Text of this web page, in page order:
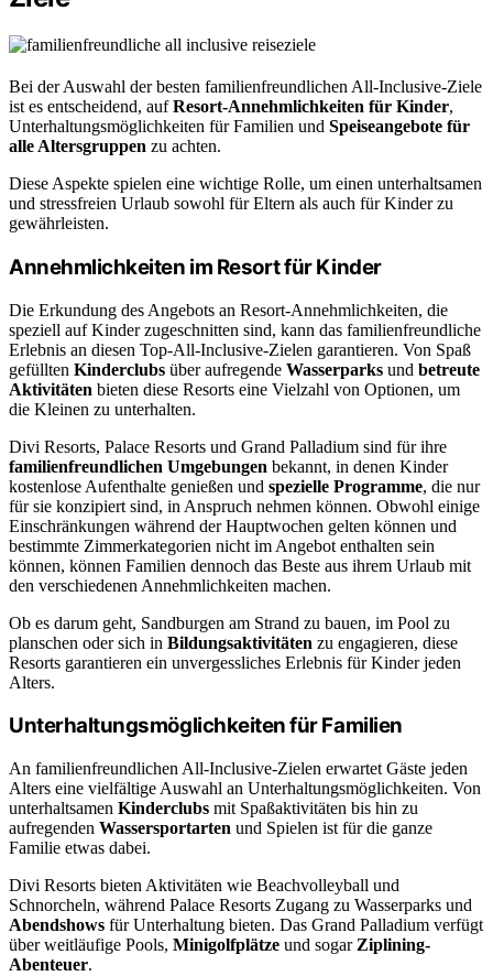
Bei der Auswahl der besten familienfreundlichen All-Inclusive-Ziele
ist es entscheidend, aufResort-Annehmlichkeiten für Kinder,
Unterhaltungsmöglichkeiten für Familien und Speiseangebote für
alle Altersgruppen zu achten.
Diese Aspekte spielen eine wichtige Rolle, um einen unterhaltsamen
und stressfreien Urlaub sowohl für Eltern als auch für Kinder zu
gewährleisten.
Annehmlichkeiten im Resort für Kinder
Die Erkundung des Angebots an Resort-Annehmlichkeiten, die
speziell auf Kinder zugeschnitten sind, kann das familienfreundliche
Erlebnis an diesen Top-All-Inclusive-Zielen garantieren. Von Spaß
gefüllten Kinderclubs über aufregende Wasserparks und betreute
Aktivitäten bieten diese Resorts eine Vielzahl von Optionen, um
die Kleinen zu unterhalten.
Divi Resorts, Palace Resorts und Grand Palladium sind für ihre
familienfreundlichen Umgebungen bekannt, in denen Kinder
kostenlose Aufenthalte genießen und spezielle Programme, die nur
für sie konzipiert sind, in Anspruch nehmen können. Obwohl einige
Einschränkungen während der Hauptwochen gelten können und
bestimmte Zimmerkategorien nicht im Angebot enthalten sein
können, können Familien dennoch das Beste aus ihrem Urlaub mit
den verschiedenen Annehmlichkeiten machen.
Ob es darum geht, Sandburgen am Strand zu bauen, im Pool zu
planschen oder sich in Bildungsaktivitäten zu engagieren, diese
Resorts garantieren ein unvergessliches Erlebnis für Kinder jeden
Alters.
Unterhaltungsmöglichkeiten für Familien
An familienfreundlichen All-Inclusive-Zielen erwartet Gäste jeden
Alters eine vielfältige Auswahl an Unterhaltungsmöglichkeiten. Von
unterhaltsamen Kinderclubs mit Spaßaktivitäten bis hin zu
aufregenden Wassersportarten und Spielen ist für die ganze
Familie etwas dabei.
Divi Resorts bieten Aktivitäten wie Beachvolleyball und
Schnorcheln, während Palace Resorts Zugang zu Wasserparks und
Abendshows für Unterhaltung bieten. Das Grand Palladium verfügt
über weitläufige Pools, Minigolfplätze und sogar Ziplining-
Abenteuer.